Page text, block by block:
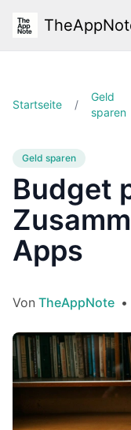
Startseite /
Geld
sparen
Geld sparen
Budget
Apps
Von TheAppNote •